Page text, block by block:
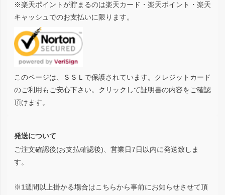
※楽天ポイントが貯まるのは楽天カード・楽天ポイント・楽天
キャッシュでのお支払いに限ります。
このページは、ＳＳＬで保護されています。クレジットカード
のご利用もご安心下さい。クリックして証明書の内容をご確認
頂けます。
発送について
ご注文確認後(お支払確認後)、営業日7日以内に発送致しま
す。
※1週間以上掛かる場合はこちらから事前にお知らせさせて頂